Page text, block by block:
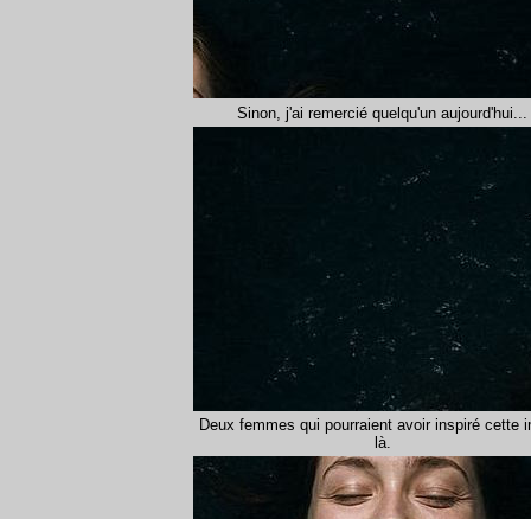
Sinon, j'ai remercié quelqu'un aujourd'hui...
Deux femmes qui pourraient avoir inspiré cette
là.